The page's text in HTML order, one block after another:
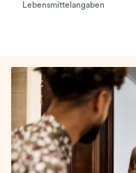
Lebensmittelangaben